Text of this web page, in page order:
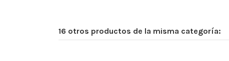
16 otros productos de la misma categoría: